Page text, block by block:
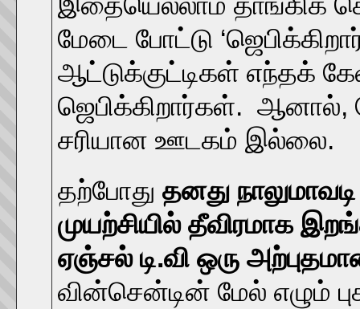
மேடை போட்டு
ஆட்டுக்குட்டிகள் எந்தக்
ஜெபிக்கிறார்கள். ஆனால்,
சரியான ஊடகம் இல்லை.
தற்போது தனது
முயற்சியில் தீவிரமாக
ஏஞ்சல் டி.வி ஒரு
வின்சென்டின் மேல் எழும்